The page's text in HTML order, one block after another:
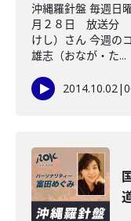
沖縄羅針盤 毎週
月２８日 放送
けし）さん 今週の
雄志（おなが・た...
2014.10.02|